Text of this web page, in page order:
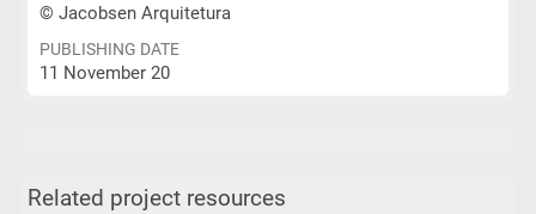
© Jacobsen Arquitetura
PUBLISHING DATE
11 November 20
Related project resources